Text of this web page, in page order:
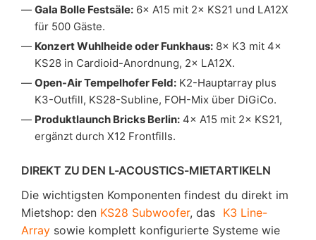
Gala Bolle Festsäle: 6× A15 mit 2× KS21 und LA12X
für 500 Gäste.
Konzert Wuhlheide oder Funkhaus: 8× K3 mit 4×
KS28 in Cardioid-Anordnung, 2× LA12X.
Open-Air Tempelhofer Feld: K2-Hauptarray plus
K3-Outfill, KS28-Subline, FOH-Mix über DiGiCo.
Produktlaunch Bricks Berlin: 4× A15 mit 2× KS21,
ergänzt durch X12 Frontfills.
DIREKT ZU DEN L-ACOUSTICS-MIETARTIKELN
Die wichtigsten Komponenten findest du direkt im
Mietshop: den KS28 Subwoofer, das K3 Line-
Array sowie komplett konfigurierte Systeme wie